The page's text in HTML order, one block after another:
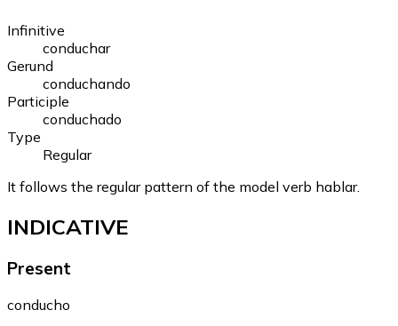
Infinitive
conduchar
Gerund
conduchando
Participle
conduchado
Type
Regular
It follows the regular pattern of the model verb hablar.
INDICATIVE
Present
conducho